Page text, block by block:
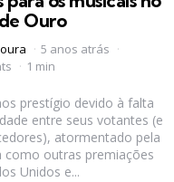
Ouro
5 anos atrás
1 min
prestígio devido à falta
entre seus votantes (e
atormentado pela
como outras premiações
Unidos e...